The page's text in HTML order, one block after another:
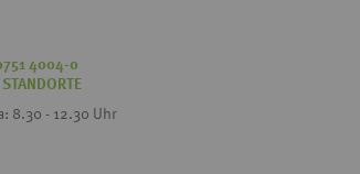
4004-0
STANDORTE
8.30 - 12.30 Uhr